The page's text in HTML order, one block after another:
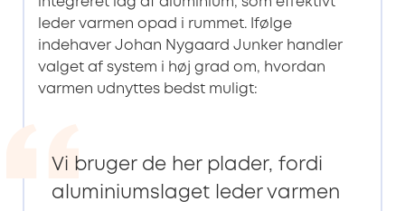
leder varmen opad i rummet. Ifølge
indehaver Johan Nygaard Junker handler
valget af system i høj grad om, hvordan
varmen udnyttes bedst muligt:
Vi bruger de her plader, fordi
aluminiumslaget leder varmen